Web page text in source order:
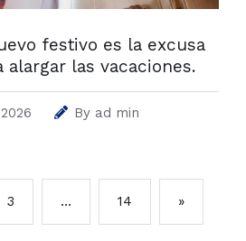
festivo es la excusa
alargar las vacaciones.
By ad min
3 … 14 »